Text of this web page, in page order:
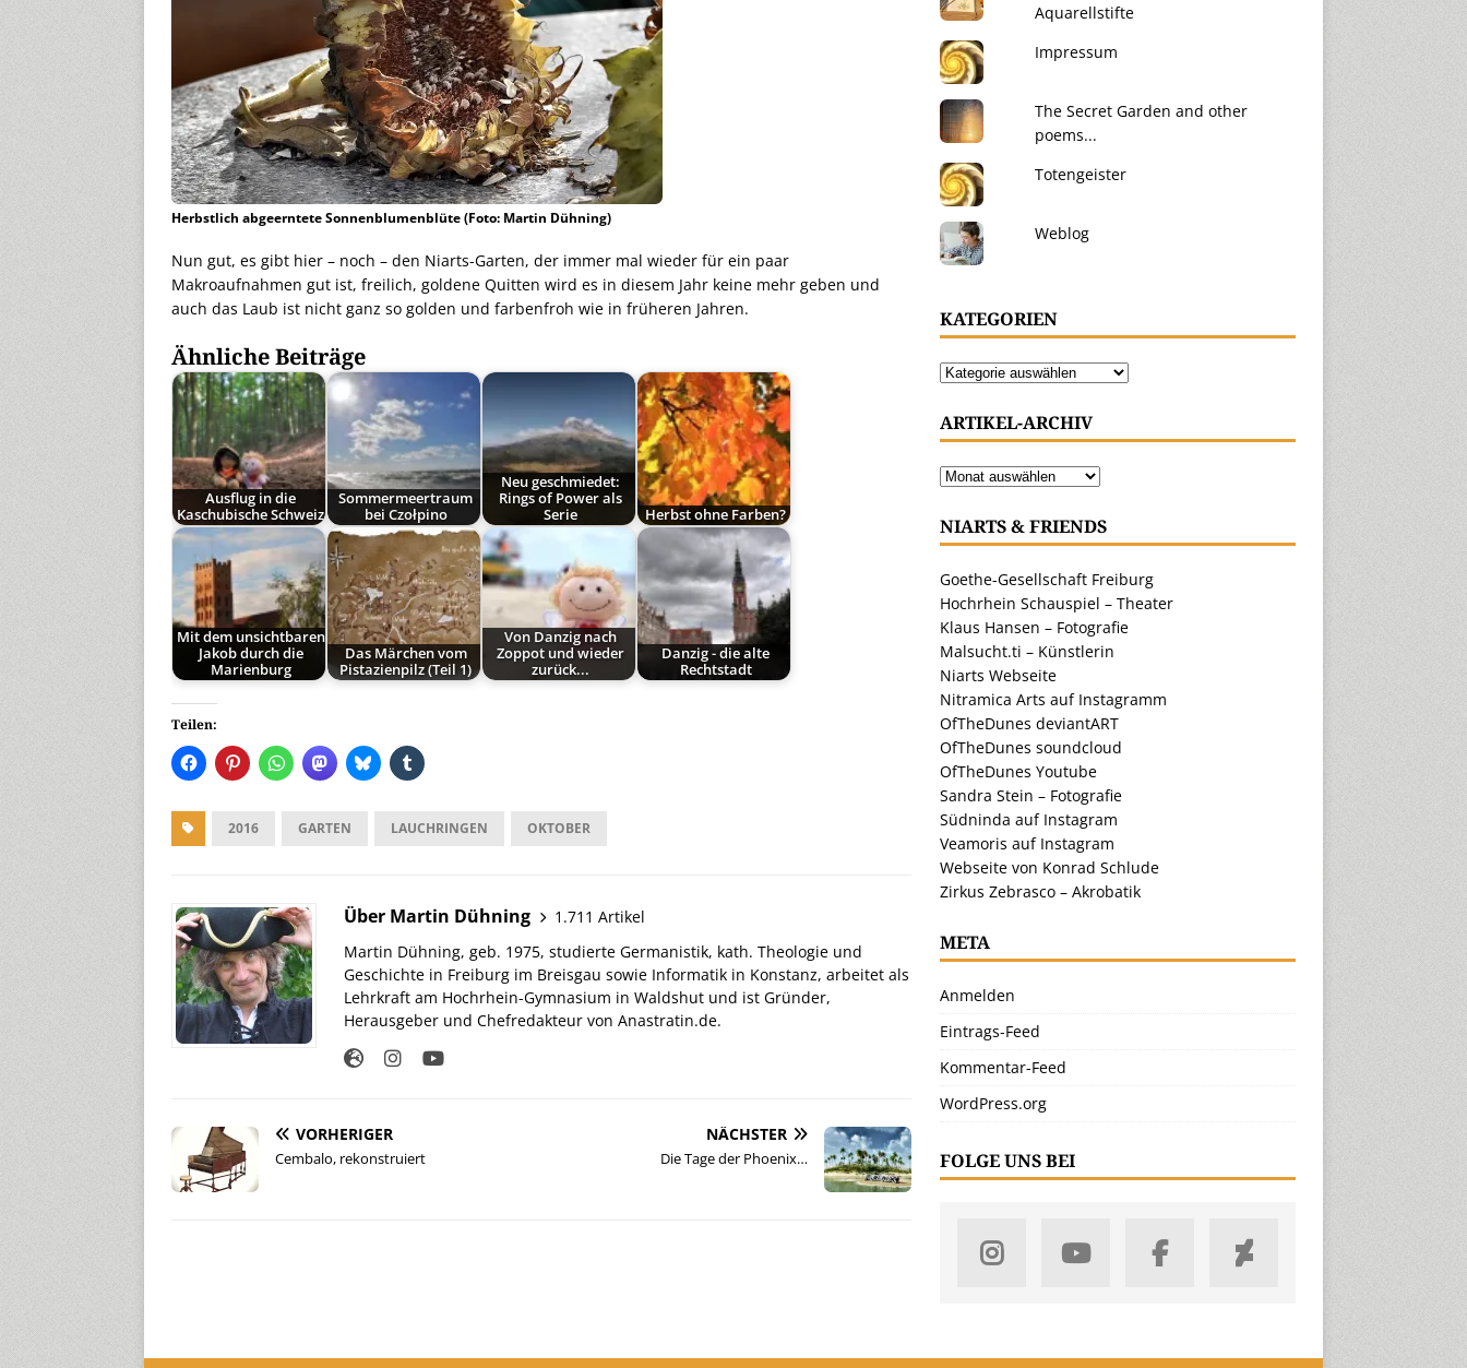
Herbstlich abgeerntete Sonnenblumenblüte (Foto: Martin Dühning)
Nun gut, es gibt hier – noch – den Niarts-Garten, der immer mal wieder für ein paar
Makroaufnahmen gut ist, freilich, goldene Quitten wird es in diesem Jahr keine mehr geben und
auch das Laub ist nicht ganz so golden und farbenfroh wie in früheren Jahren.
Ähnliche Beiträge
Ausflug in die
Kaschubische Schweiz
Sommermeertraum
bei Czołpino
Neu geschmiedet:
Rings of Power als
Serie
Herbst ohne Farben?
Mit dem unsichtbaren
Jakob durch die
Marienburg
Das Märchen vom
Pistazienpilz (Teil 1)
Von Danzig nach
Zoppot und wieder
zurück...
Danzig - die alte
Rechtstadt
Teilen:
2016 GARTEN LAUCHRINGEN OKTOBER
Über Martin Dühning
1.711 Artikel
Martin Dühning, geb. 1975, studierte Germanistik, kath. Theologie und
Geschichte in Freiburg im Breisgau sowie Informatik in Konstanz, arbeitet als
Lehrkraft am Hochrhein-Gymnasium in Waldshut und ist Gründer,
Herausgeber und Chefredakteur von Anastratin.de.
VORHERIGER
Cembalo, rekonstruiert
NÄCHSTER
Die Tage der Phoenix…
Aquarellstifte
Impressum
The Secret Garden and other
poems...
Totengeister
Weblog
KATEGORIEN
ARTIKEL-ARCHIV
NIARTS & FRIENDS
Goethe-Gesellschaft Freiburg
Hochrhein Schauspiel – Theater
Klaus Hansen – Fotografie
Malsucht.ti – Künstlerin
Niarts Webseite
Nitramica Arts auf Instagramm
OfTheDunes deviantART
OfTheDunes soundcloud
OfTheDunes Youtube
Sandra Stein – Fotografie
Südninda auf Instagram
Veamoris auf Instagram
Webseite von Konrad Schlude
Zirkus Zebrasco – Akrobatik
META
Anmelden
Eintrags-Feed
Kommentar-Feed
WordPress.org
FOLGE UNS BEI